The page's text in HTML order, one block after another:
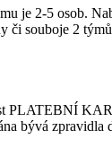
je 2-5 osob.
či souboje 2
PLATEBNÍ
bývá zpravidla